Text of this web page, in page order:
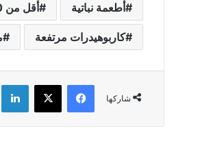
أطعمة نباتية أقل من 100 سعرة حرارية
كاربوهيدرات مرتفعة
شاركها
فيسبوك